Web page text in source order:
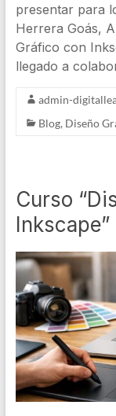
presentar para
Herrera Goás,
Gráfico con
llegado a
admin-
Blog, Diseño
Curso
Inkscape”